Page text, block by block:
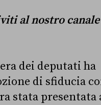
al nostro canale
dei deputati ha
di sfiducia
stata presentata